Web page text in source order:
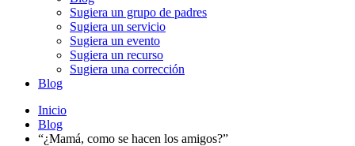
Sugiera un grupo de padres
Sugiera un servicio
Sugiera un evento
Sugiera un recurso
Sugiera una corrección
Blog
Inicio
Blog
“¿Mamá, como se hacen los amigos?”